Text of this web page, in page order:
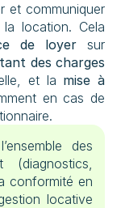
et communiquer
location. Cela
de loyer sur
des charges
et la mise à
en cas de
des
(diagnostics,
conformité en
locative